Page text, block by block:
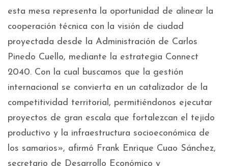
esta mesa representa la oportunidad de alinear la
cooperación técnica con la visión de ciudad
proyectada desde la Administración de Carlos
Pinedo Cuello, mediante la estrategia Connect
2040. Con la cual buscamos que la gestión
internacional se convierta en un catalizador de la
competitividad territorial, permitiéndonos ejecutar
proyectos de gran escala que fortalezcan el tejido
productivo y la infraestructura socioeconómica de
los samarios», afirmó Frank Enrique Cuao Sánchez,
secretario de Desarrollo Económico y